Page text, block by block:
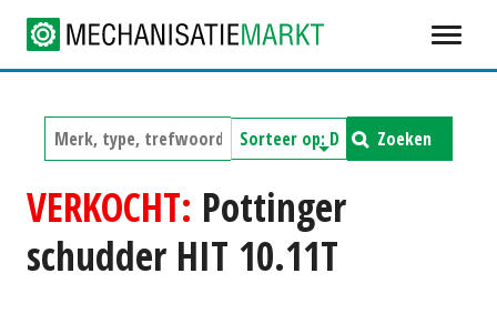
Zoeken
VERKOCHT: Pottinger
schudder HIT 10.11T